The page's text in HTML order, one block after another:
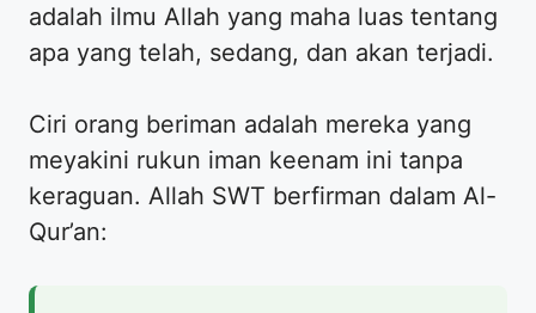
adalah ilmu Allah yang maha luas tentang
apa yang telah, sedang, dan akan terjadi.
Ciri orang beriman adalah mereka yang
meyakini rukun iman keenam ini tanpa
keraguan. Allah SWT berfirman dalam Al-
Qur’an: